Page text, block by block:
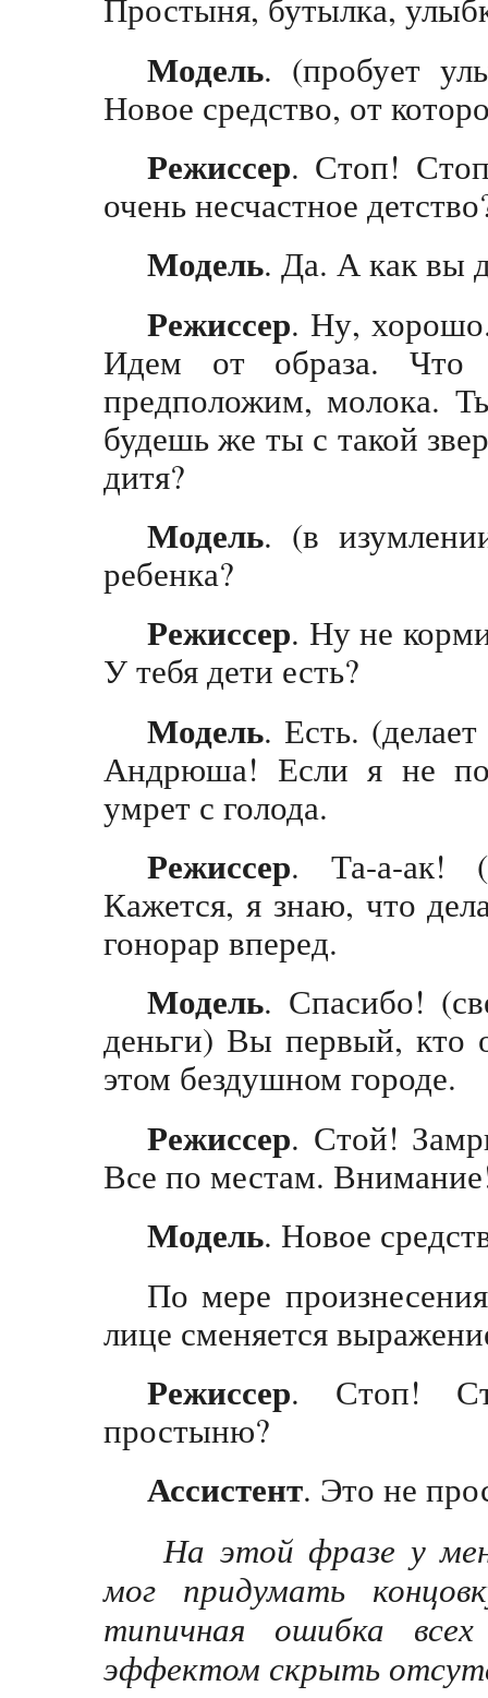
Модель. (пробует
Новое средство, от
Режиссер. Стоп!
очень несчастное
Модель. Да. А как вы
Режиссер. Ну,
Идем от образа. Что
предположим, молока.
будешь же ты с такой
дитя?
Модель. (в
ребенка?
Режиссер. Ну не
У тебя дети есть?
Модель. Есть.
Андрюша! Если я не
умрет с голода.
Режиссер. Та-а-ак!
Кажется, я знаю, что
гонорар вперед.
Модель. Спасибо!
деньги) Вы первый, кто
этом бездушном городе.
Режиссер. Стой!
Все по местам.
Модель. Новое
По мере
лице сменяется
Режиссер. Стоп!
простыню?
Ассистент. Это не
На этой фразе у
мог придумать
типичная ошибка
эффектом скрыть